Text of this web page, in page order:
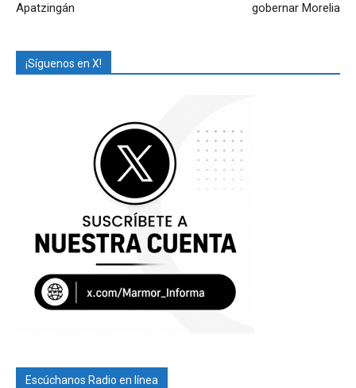
Apatzingán gobernar Morelia
¡Síguenos en X!
Escúchanos Radio en línea